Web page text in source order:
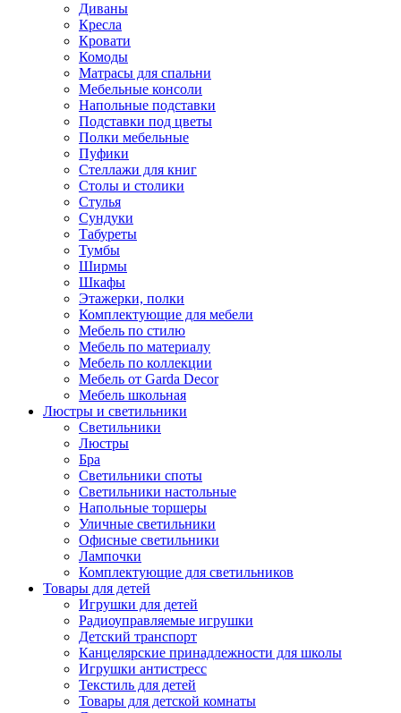
Диваны
Кресла
Кровати
Комоды
Матрасы для спальни
Мебельные консоли
Напольные подставки
Подставки под цветы
Полки мебельные
Пуфики
Стеллажи для книг
Столы и столики
Стулья
Сундуки
Табуреты
Тумбы
Ширмы
Шкафы
Этажерки, полки
Комплектующие для мебели
Мебель по стилю
Мебель по материалу
Мебель по коллекции
Мебель от Garda Decor
Мебель школьная
Люстры и светильники
Светильники
Люстры
Бра
Светильники споты
Светильники настольные
Напольные торшеры
Уличные светильники
Офисные светильники
Лампочки
Комплектующие для светильников
Товары для детей
Игрушки для детей
Радиоуправляемые игрушки
Детский транспорт
Канцелярские принадлежности для школы
Игрушки антистресс
Текстиль для детей
Товары для детской комнаты